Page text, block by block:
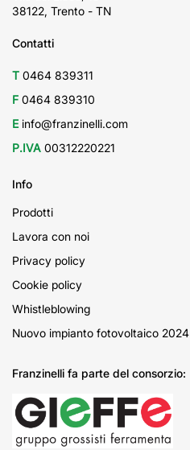
38122, Trento - TN
Contatti
T 0464 839311
F 0464 839310
E info@franzinelli.com
P.IVA 00312220221
Info
Prodotti
Lavora con noi
Privacy policy
Cookie policy
Whistleblowing
Nuovo impianto fotovoltaico 2024
Franzinelli fa parte del consorzio: